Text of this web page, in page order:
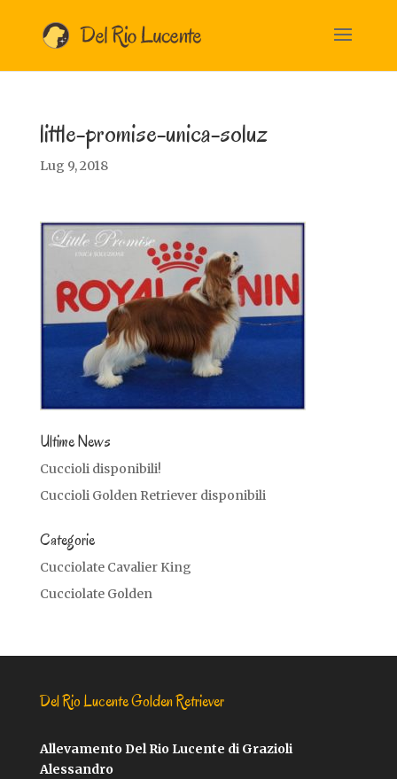
little-promise-unica-soluz
Lug 9, 2018
Ultime News
Cuccioli disponibili!
Cuccioli Golden Retriever disponibili
Categorie
Cucciolate Cavalier King
Cucciolate Golden
Del Rio Lucente Golden Retriever
Allevamento Del Rio Lucente di Grazioli
Alessandro